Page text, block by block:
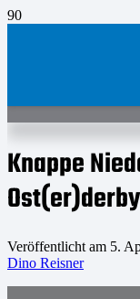
Knappe
Ost(er)derby
Veröffentlicht am 5.
Dino Reisner